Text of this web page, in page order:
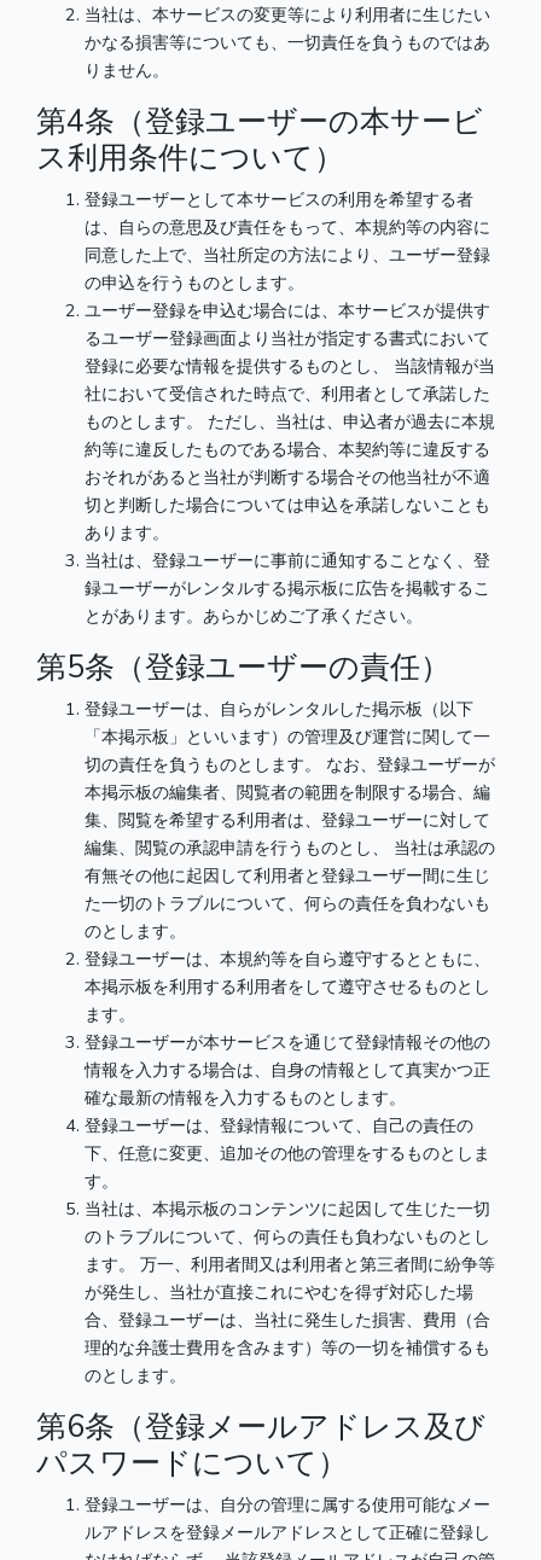
当社は、本サービスの変更等により利用者に生じたい
かなる損害等についても、一切責任を負うものではあ
りません。
第4条（登録ユーザーの本サービ
ス利用条件について）
登録ユーザーとして本サービスの利用を希望する者
は、自らの意思及び責任をもって、本規約等の内容に
同意した上で、当社所定の方法により、ユーザー登録
の申込を行うものとします。
ユーザー登録を申込む場合には、本サービスが提供す
るユーザー登録画面より当社が指定する書式において
登録に必要な情報を提供するものとし、 当該情報が当
社において受信された時点で、利用者として承諾した
ものとします。 ただし、当社は、申込者が過去に本規
約等に違反したものである場合、本契約等に違反する
おそれがあると当社が判断する場合その他当社が不適
切と判断した場合については申込を承諾しないことも
あります。
当社は、登録ユーザーに事前に通知することなく、登
録ユーザーがレンタルする掲示板に広告を掲載するこ
とがあります。あらかじめご了承ください。
第5条（登録ユーザーの責任）
登録ユーザーは、自らがレンタルした掲示板（以下
「本掲示板」といいます）の管理及び運営に関して一
切の責任を負うものとします。 なお、登録ユーザーが
本掲示板の編集者、閲覧者の範囲を制限する場合、編
集、閲覧を希望する利用者は、登録ユーザーに対して
編集、閲覧の承認申請を行うものとし、 当社は承認の
有無その他に起因して利用者と登録ユーザー間に生じ
た一切のトラブルについて、何らの責任を負わないも
のとします。
登録ユーザーは、本規約等を自ら遵守するとともに、
本掲示板を利用する利用者をして遵守させるものとし
ます。
登録ユーザーが本サービスを通じて登録情報その他の
情報を入力する場合は、自身の情報として真実かつ正
確な最新の情報を入力するものとします。
登録ユーザーは、登録情報について、自己の責任の
下、任意に変更、追加その他の管理をするものとしま
す。
当社は、本掲示板のコンテンツに起因して生じた一切
のトラブルについて、何らの責任も負わないものとし
ます。 万一、利用者間又は利用者と第三者間に紛争等
が発生し、当社が直接これにやむを得ず対応した場
合、登録ユーザーは、当社に発生した損害、費用（合
理的な弁護士費用を含みます）等の一切を補償するも
のとします。
第6条（登録メールアドレス及び
パスワードについて）
登録ユーザーは、自分の管理に属する使用可能なメー
ルアドレスを登録メールアドレスとして正確に登録し